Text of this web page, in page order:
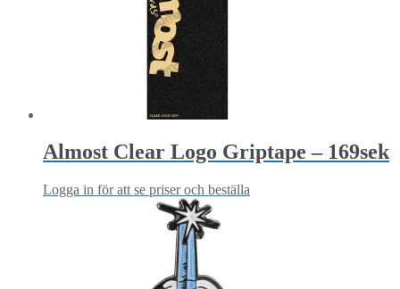
Almost Clear Logo Griptape – 169sek
Logga in för att se priser och beställa